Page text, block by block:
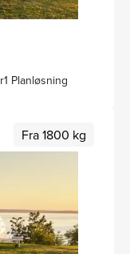
1 Planløsning
Fra 1800 kg